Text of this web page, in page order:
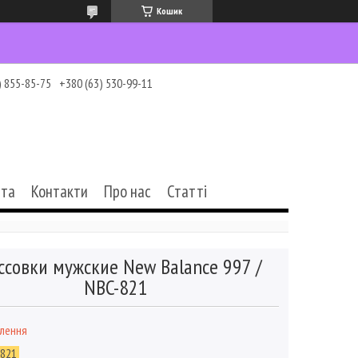
Кошик
855-85-75 +380 (63) 530-99-11
Контакти Про нас Статті
мужские New Balance 997 /
NBC-821